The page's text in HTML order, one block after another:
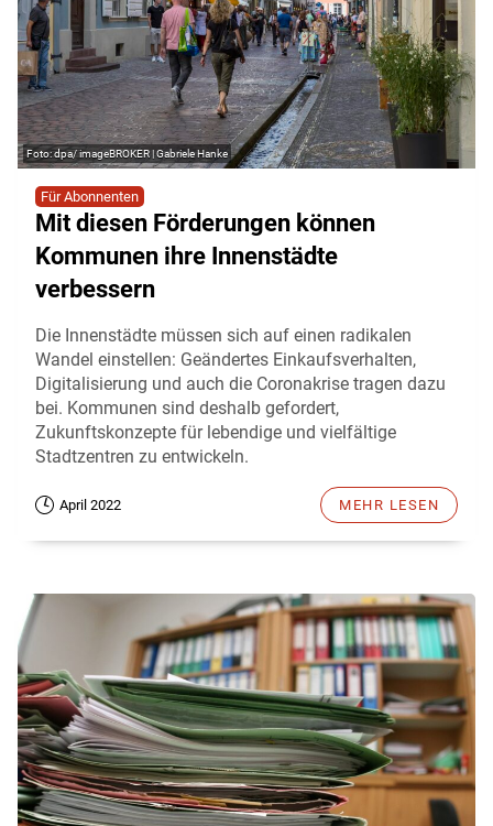
dpa/ imageBROKER | Gabriele Hanke
Für Abonnenten
Mit diesen Förderungen können
Kommunen ihre Innenstädte
verbessern
Die Innenstädte müssen sich auf einen radikalen
Wandel einstellen: Geändertes Einkaufsverhalten,
Digitalisierung und auch die Coronakrise tragen dazu
bei. Kommunen sind deshalb gefordert,
Zukunftskonzepte für lebendige und vielfältige
Stadtzentren zu entwickeln.
April 2022 MEHR LESEN